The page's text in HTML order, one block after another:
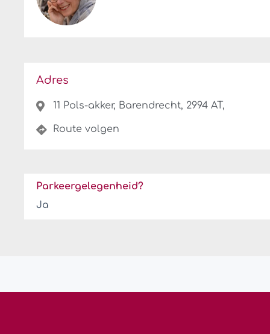
Adres
11 Pols-akker, Barendrecht, 2994 AT,
Route volgen
Parkeergelegenheid?
Ja